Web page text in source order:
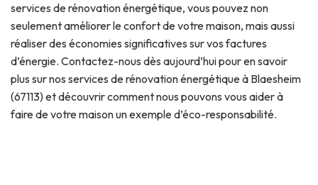
services de rénovation énergétique, vous pouvez non
seulement améliorer le confort de votre maison, mais aussi
réaliser des économies significatives sur vos factures
d’énergie. Contactez-nous dès aujourd’hui pour en savoir
plus sur nos services de rénovation énergétique à Blaesheim
(67113) et découvrir comment nous pouvons vous aider à
faire de votre maison un exemple d’éco-responsabilité.